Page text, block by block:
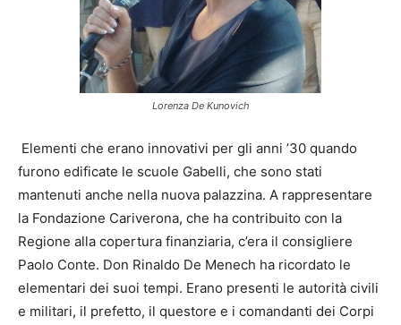
Lorenza De Kunovich
Elementi che erano innovativi per gli anni ’30 quando
furono edificate le scuole Gabelli, che sono stati
mantenuti anche nella nuova palazzina. A rappresentare
la Fondazione Cariverona, che ha contribuito con la
Regione alla copertura finanziaria, c’era il consigliere
Paolo Conte. Don Rinaldo De Menech ha ricordato le
elementari dei suoi tempi. Erano presenti le autorità civili
e militari, il prefetto, il questore e i comandanti dei Corpi